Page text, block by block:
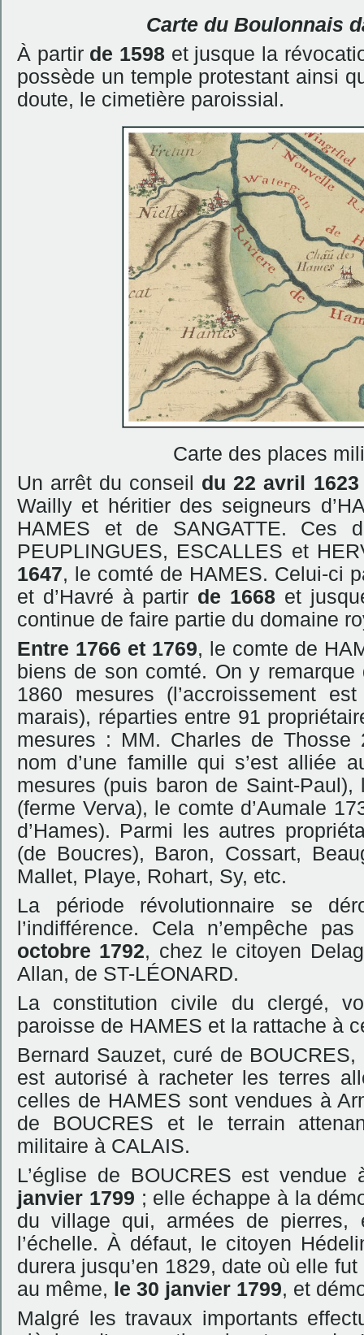
Carte du Boulonnais
À partir de 1598 et jusque la
possède un temple protestant ainsi
doute, le cimetière paroissial.
Carte des places
Un arrêt du conseil du 22 avril 1623
Wailly et héritier des seigneurs
HAMES et de SANGATTE. Ces
PEUPLINGUES, ESCALLES et
1647, le comté de HAMES. Celui-ci
et d’Havré à partir de 1668 et
continue de faire partie du domaine
Entre 1766 et 1769, le comte de
biens de son comté. On y
1860 mesures (l’accroissement
marais), réparties entre 91
mesures : MM. Charles de
nom d’une famille qui s’est alliée
mesures (puis baron de Saint-
(ferme Verva), le comte d’Aumale
d’Hames). Parmi les autres
(de Boucres), Baron, Cossart,
Mallet, Playe, Rohart, Sy, etc.
La période révolutionnaire se
l’indifférence. Cela n’empêche
octobre 1792, chez le citoyen
Allan, de ST-LÉONARD.
La constitution civile du clergé,
paroisse de HAMES et la rattache à
Bernard Sauzet, curé de
est autorisé à racheter les terres
celles de HAMES sont vendues à
de BOUCRES et le terrain
militaire à CALAIS.
L’église de BOUCRES est
janvier 1799 ; elle échappe à la
du village qui, armées de pierres,
l’échelle. À défaut, le citoyen
durera jusqu’en 1829, date où elle
au même,
le 30 janvier 1799, et
Malgré les travaux importants